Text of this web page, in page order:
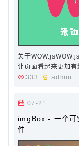
关于
让页面看起来更加
animate.css 多达
333 admin
07-21
imgBox - 一个可
件